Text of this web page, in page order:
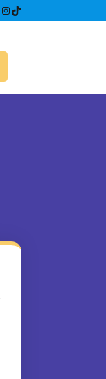
Instagram
TikTok